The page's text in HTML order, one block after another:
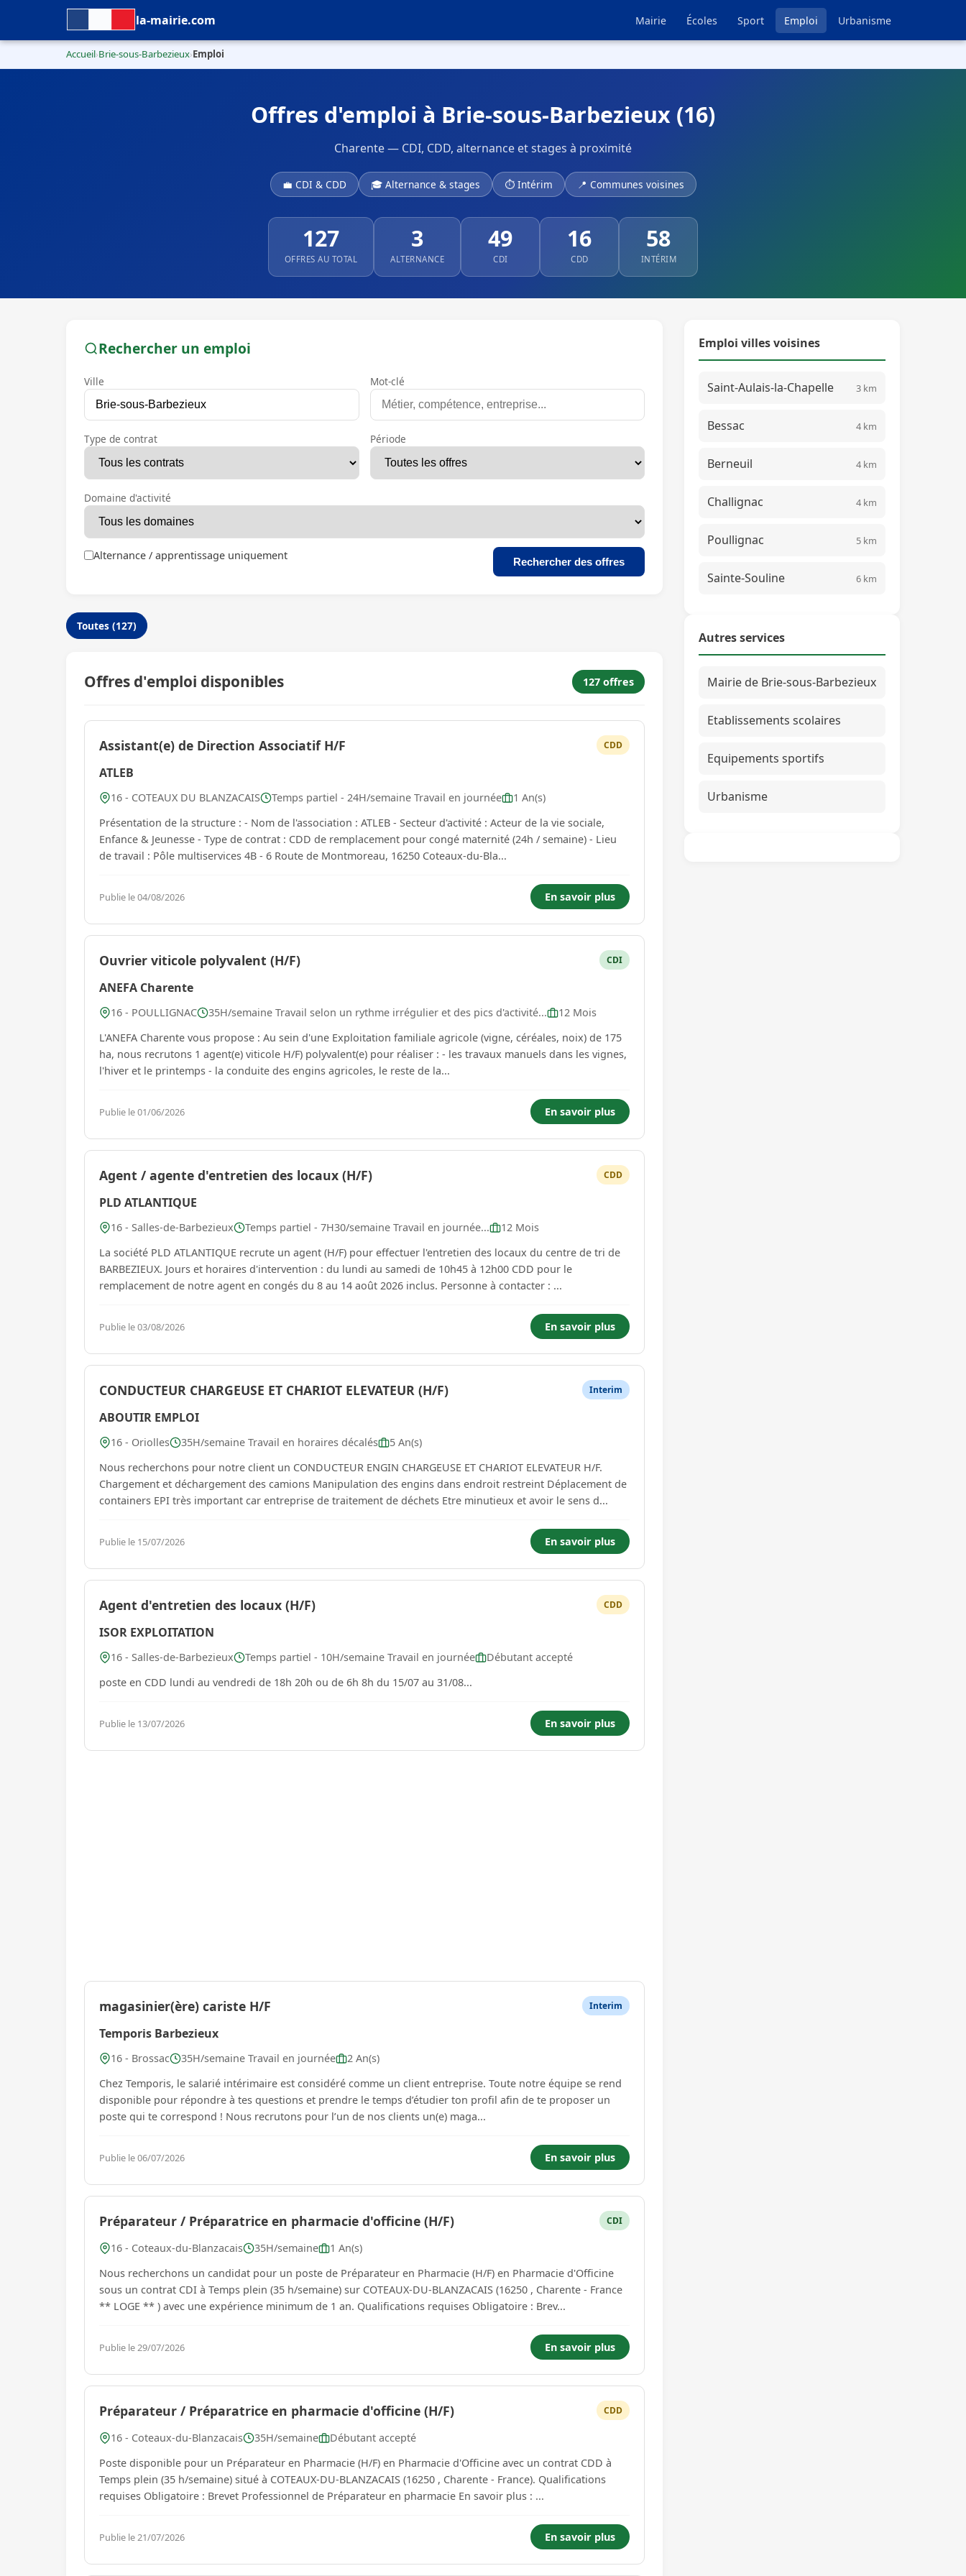
la-mairie.com Mairie Écoles Sport Emploi Urbanisme
Accueil›Brie-sous-Barbezieux›Emploi
Offres d'emploi à Brie-sous-Barbezieux (16)
Charente — CDI, CDD, alternance et stages à proximité
💼 CDI & CDD 🎓 Alternance & stages ⏱ Intérim 📍 Communes voisines
127
OFFRES AU TOTAL
3
ALTERNANCE
49
CDI
16
CDD
58
INTÉRIM
Rechercher un emploi
Ville Mot-clé
Type de contrat Période
Domaine d'activité
Alternance / apprentissage uniquement Rechercher des offres
Toutes (127)
Offres d'emploi disponibles 127 offres
Assistant(e) de Direction Associatif H/F CDD
ATLEB
16 - COTEAUX DU BLANZACAIS Temps partiel - 24H/semaine Travail en journée
1 An(s)
Présentation de la structure : - Nom de l'association : ATLEB - Secteur d'activité : Acteur de la vie sociale,
Enfance & Jeunesse - Type de contrat : CDD de remplacement pour congé maternité (24h / semaine) - Lieu
de travail : Pôle multiservices 4B - 6 Route de Montmoreau, 16250 Coteaux-du-Bla...
Publie le 04/08/2026 En savoir plus
Ouvrier viticole polyvalent (H/F) CDI
ANEFA Charente
16 - POULLIGNAC 35H/semaine Travail selon un rythme irrégulier et des pics d'activité...
12 Mois
L'ANEFA Charente vous propose : Au sein d'une Exploitation familiale agricole (vigne, céréales, noix) de 175
ha, nous recrutons 1 agent(e) viticole H/F) polyvalent(e) pour réaliser : - les travaux manuels dans les vignes,
l'hiver et le printemps - la conduite des engins agricoles, le reste de la...
Publie le 01/06/2026 En savoir plus
Agent / agente d'entretien des locaux (H/F) CDD
PLD ATLANTIQUE
16 - Salles-de-Barbezieux Temps partiel - 7H30/semaine Travail en journée...
12 Mois
La société PLD ATLANTIQUE recrute un agent (H/F) pour effectuer l'entretien des locaux du centre de tri de
BARBEZIEUX. Jours et horaires d'intervention : du lundi au samedi de 10h45 à 12h00 CDD pour le
remplacement de notre agent en congés du 8 au 14 août 2026 inclus. Personne à contacter : ...
Publie le 03/08/2026 En savoir plus
CONDUCTEUR CHARGEUSE ET CHARIOT ELEVATEUR (H/F) Interim
ABOUTIR EMPLOI
16 - Oriolles 35H/semaine Travail en horaires décalés
5 An(s)
Nous recherchons pour notre client un CONDUCTEUR ENGIN CHARGEUSE ET CHARIOT ELEVATEUR H/F.
Chargement et déchargement des camions Manipulation des engins dans endroit restreint Déplacement de
containers EPI très important car entreprise de traitement de déchets Etre minutieux et avoir le sens d...
Publie le 15/07/2026 En savoir plus
Agent d'entretien des locaux (H/F) CDD
ISOR EXPLOITATION
16 - Salles-de-Barbezieux Temps partiel - 10H/semaine Travail en journée
Débutant accepté
poste en CDD lundi au vendredi de 18h 20h ou de 6h 8h du 15/07 au 31/08...
Publie le 13/07/2026 En savoir plus
magasinier(ère) cariste H/F Interim
Temporis Barbezieux
16 - Brossac 35H/semaine Travail en journée
2 An(s)
Chez Temporis, le salarié intérimaire est considéré comme un client entreprise. Toute notre équipe se rend
disponible pour répondre à tes questions et prendre le temps d’étudier ton profil afin de te proposer un
poste qui te correspond ! Nous recrutons pour l’un de nos clients un(e) maga...
Publie le 06/07/2026 En savoir plus
Préparateur / Préparatrice en pharmacie d'officine (H/F) CDI
16 - Coteaux-du-Blanzacais 35H/semaine
1 An(s)
Nous recherchons un candidat pour un poste de Préparateur en Pharmacie (H/F) en Pharmacie d'Officine
sous un contrat CDI à Temps plein (35 h/semaine) sur COTEAUX-DU-BLANZACAIS (16250 , Charente - France
** LOGE ** ) avec une expérience minimum de 1 an. Qualifications requises Obligatoire : Brev...
Publie le 29/07/2026 En savoir plus
Préparateur / Préparatrice en pharmacie d'officine (H/F) CDD
16 - Coteaux-du-Blanzacais 35H/semaine
Débutant accepté
Poste disponible pour un Préparateur en Pharmacie (H/F) en Pharmacie d'Officine avec un contrat CDD à
Temps plein (35 h/semaine) situé à COTEAUX-DU-BLANZACAIS (16250 , Charente - France). Qualifications
requises Obligatoire : Brevet Professionnel de Préparateur en pharmacie En savoir plus : ...
Publie le 21/07/2026 En savoir plus
Emploi villes voisines
Saint-Aulais-la-Chapelle 3 km
Bessac 4 km
Berneuil 4 km
Challignac 4 km
Poullignac 5 km
Sainte-Souline 6 km
Autres services
Mairie de Brie-sous-Barbezieux
Etablissements scolaires
Equipements sportifs
Urbanisme